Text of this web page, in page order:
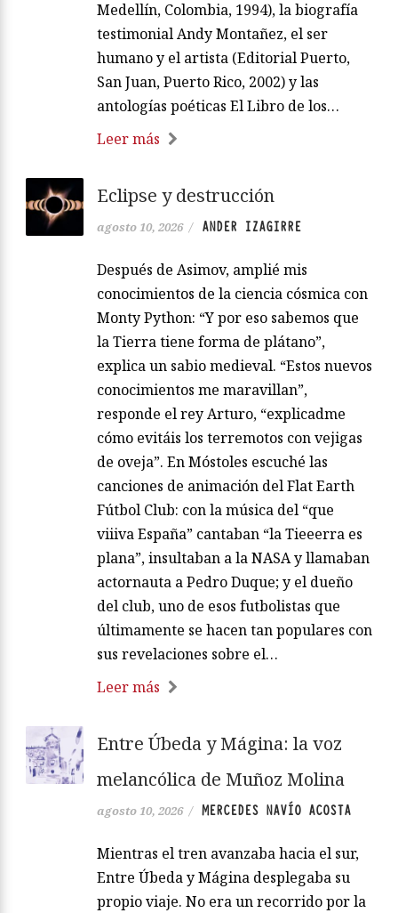
Medellín, Colombia, 1994), la biografía
testimonial Andy Montañez, el ser
humano y el artista (Editorial Puerto,
San Juan, Puerto Rico, 2002) y las
antologías poéticas El Libro de los…
Leer más
Eclipse y destrucción
agosto 10, 2026 / ANDER IZAGIRRE
Después de Asimov, amplié mis
conocimientos de la ciencia cósmica con
Monty Python: “Y por eso sabemos que
la Tierra tiene forma de plátano”,
explica un sabio medieval. “Estos nuevos
conocimientos me maravillan”,
responde el rey Arturo, “explicadme
cómo evitáis los terremotos con vejigas
de oveja”. En Móstoles escuché las
canciones de animación del Flat Earth
Fútbol Club: con la música del “que
viiiva España” cantaban “la Tieeerra es
plana”, insultaban a la NASA y llamaban
actornauta a Pedro Duque; y el dueño
del club, uno de esos futbolistas que
últimamente se hacen tan populares con
sus revelaciones sobre el…
Leer más
Entre Úbeda y Mágina: la voz
melancólica de Muñoz Molina
agosto 10, 2026 / MERCEDES NAVÍO ACOSTA
Mientras el tren avanzaba hacia el sur,
Entre Úbeda y Mágina desplegaba su
propio viaje. No era un recorrido por la